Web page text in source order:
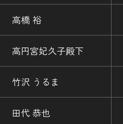
高橋 裕
高円宮妃久子殿下
竹沢 うるま
田代 恭也